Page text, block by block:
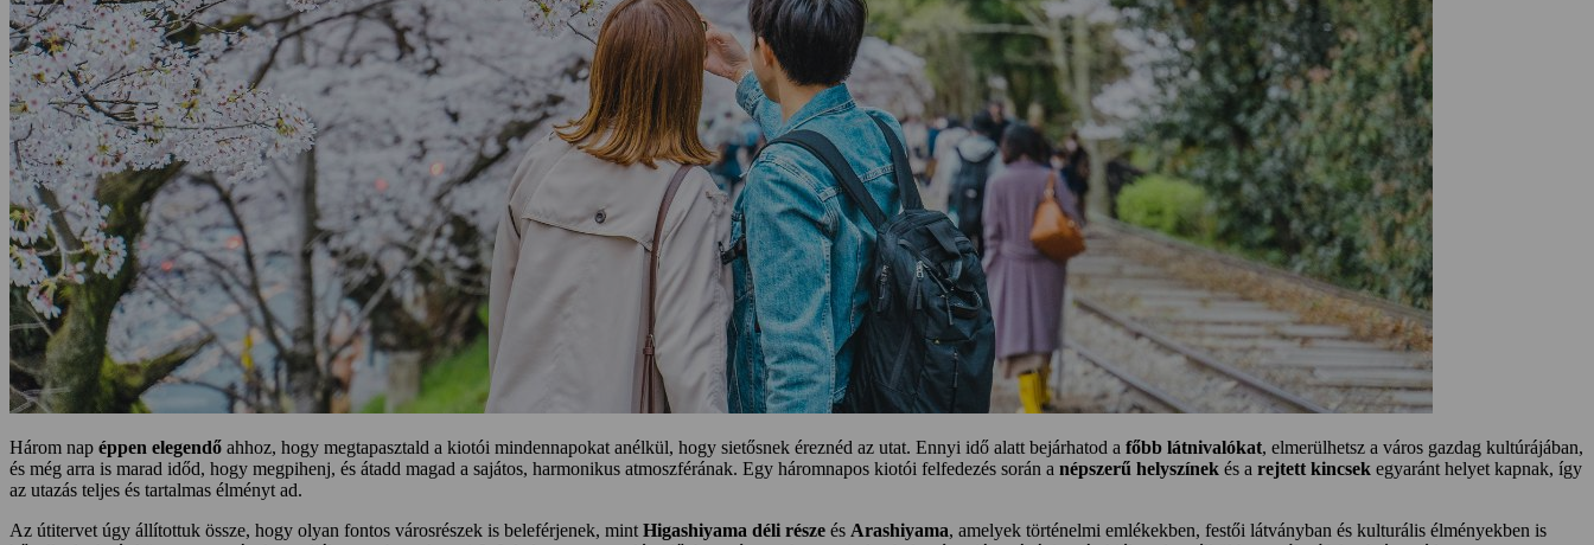
Három nap éppen elegendő ahhoz, hogy megtapasztald a kiotói mindennapokat anélkül, hogy sietősnek éreznéd az utat. Ennyi idő alatt bejárhatod a főbb látnivalókat, elmerülhetsz a város gazdag kultúrájában,
és még arra is marad időd, hogy megpihenj, és átadd magad a sajátos, harmonikus atmoszférának. Egy háromnapos kiotói felfedezés során a népszerű helyszínek és a rejtett kincsek egyaránt helyet kapnak, így
az utazás teljes és tartalmas élményt ad.
Az útitervet úgy állítottuk össze, hogy olyan fontos városrészek is beleférjenek, mint Higashiyama déli része és Arashiyama, amelyek történelmi emlékekben, festői látványban és kulturális élményekben is